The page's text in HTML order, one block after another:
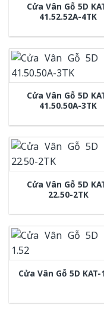
Cửa Vân Gỗ 5D
41.52.52A-4TK
Cửa Vân Gỗ 5D
41.50.50A-3TK
Cửa Vân Gỗ 5D
22.50-2TK
Cửa Vân Gỗ 5D KAT-